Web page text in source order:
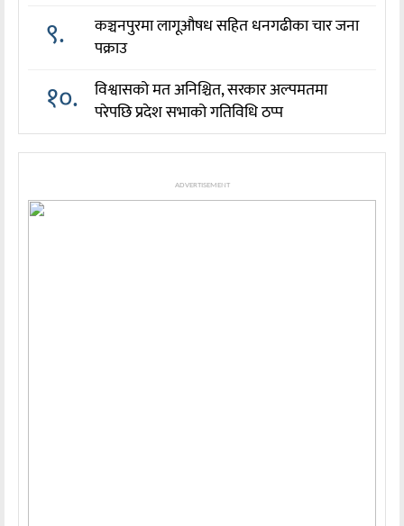
९.
कञ्चनपुरमा लागूऔषध सहित धनगढीका चार जना
पक्राउ
१०.
विश्वासको मत अनिश्चित, सरकार अल्पमतमा
परेपछि प्रदेश सभाको गतिविधि ठप्प
ADVERTISEMENT